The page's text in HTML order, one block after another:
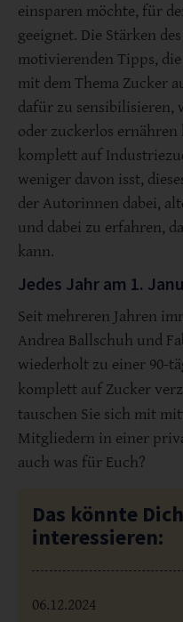
einsparen möchte, für
geeignet. Die Stärken
motivierenden Tipps,
mit dem Thema Zucker
dafür zu sensibilisieren,
oder zuckerlos ernähren
komplett auf
weniger davon isst,
der Autorinnen dabei,
und dabei zu erfahren,
kann.
Jedes Jahr am 1.
Seit mehreren Jahren
Andrea Ballschuh und
wiederholt zu einer 90-
komplett auf Zucker
tauschen Sie sich mit
Mitgliedern in einer
auch was für Euch?
Das könnte
interessieren:
06.12.2024